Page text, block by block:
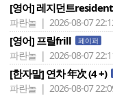
[영어] 레지던트resident
파란놀 | 2026-08-07
[영어] 프릴frill 페이퍼
파란놀 | 2026-08-07
[한자말] 연차 年次 (4 +)
파란놀 | 2026-08-07